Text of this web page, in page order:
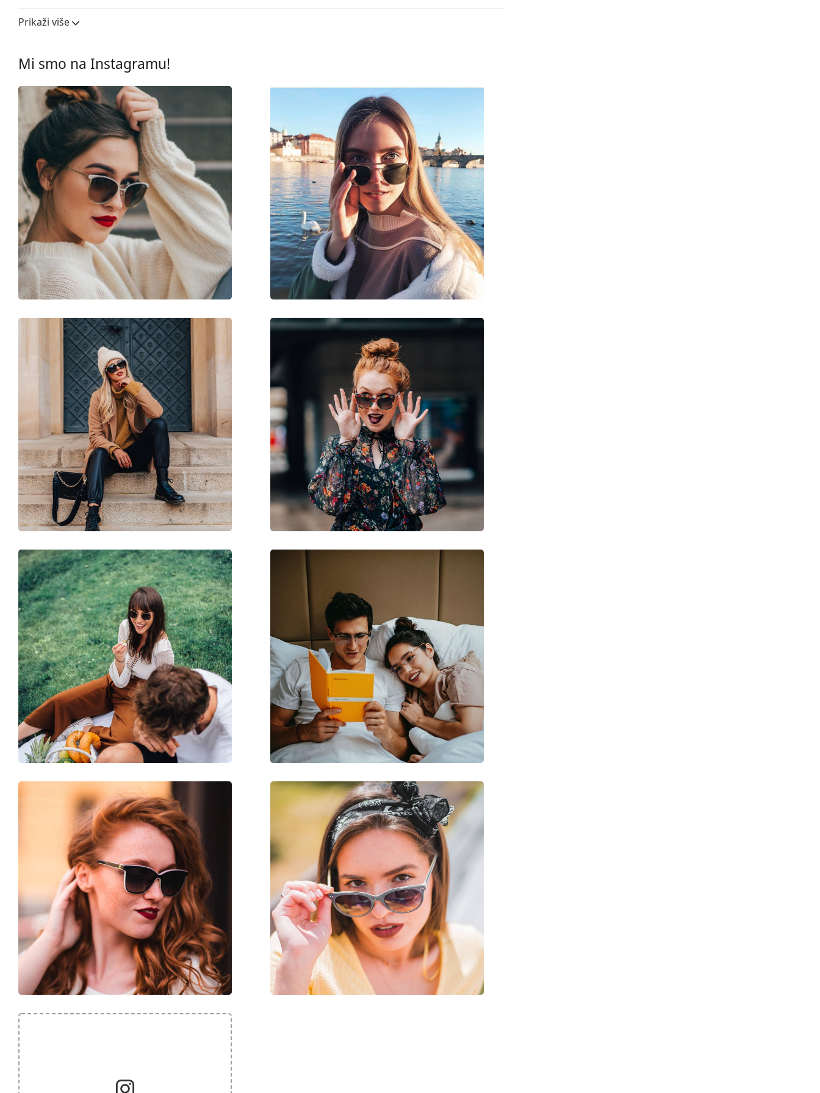
Širina leće:
99 mm
Okviri
Oblik okvira:
Pravokutne
Boja okvira:
Materijal okvira:
Veličina:
S
Širina:
126 mm
Dužina drškice:
140 mm
Širina mosta:
1 mm
Težina:
120 g
Prilagodljivi jastučići za nos:
Ne
Fleksibilni zglob:
Dodaci
Krpa za čišćenje:
Ne
Unisex
Kategorija:
Sunčane naočale
Marka:
Puma
Upotreba:
Sport
Pogodno za sport:
Biciklizam, Trčanje, Planinarenje, Brdski biciklizam
Kod:
PU0312S 002 99
Prikaži više
Mi smo na Instagramu!